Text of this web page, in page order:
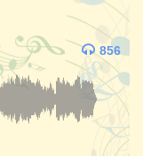
856